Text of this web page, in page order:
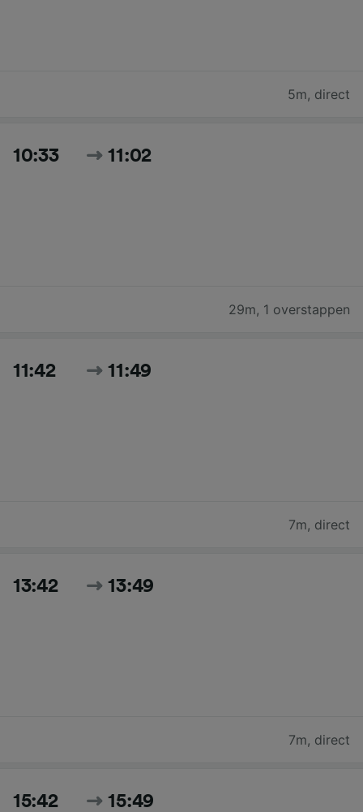
5m, direct
10:33 11:02
29m, 1 overstappen
11:42 11:49
7m, direct
13:42 13:49
7m, direct
15:42 15:49